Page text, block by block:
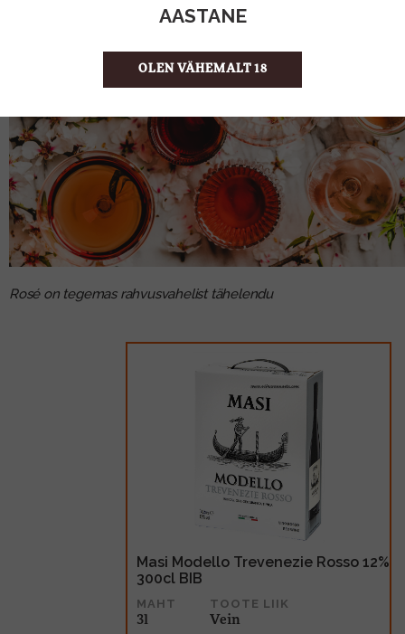
AASTANE
OLEN VÄHEMALT 18
Rosé on tegemas rahvusvahelist tähelendu
Masi Modello Trevenezie Rosso 12%
300cl BIB
TOOTE LIIK